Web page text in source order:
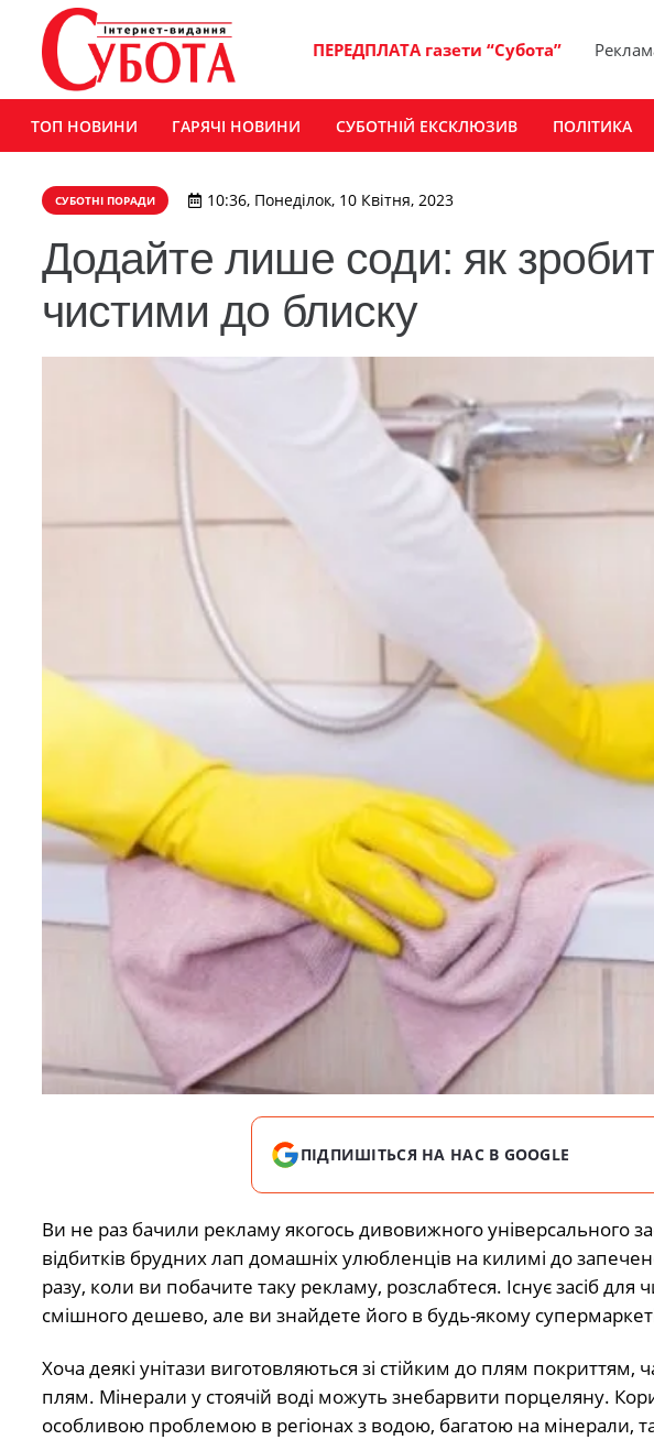
ПЕРЕДПЛАТА газети “Субота”
ТОП НОВИНИ ГАРЯЧІ НОВИНИ СУБОТНІЙ ЕКСКЛЮЗИВ ПОЛІТИКА
СУБОТНІ ПОРАДИ 10:36, Понеділок, 10 Квітня, 2023
Додайте лише соди: як
чистими до блиску
ПІДПИШІТЬСЯ НА НАС В GOOGLE
Ви не раз бачили рекламу якогось дивовижного універсального
відбитків брудних лап домашніх улюбленців на килимі до
разу, коли ви побачите таку рекламу, розслабтеся. Існує засіб
смішного дешево, але ви знайдете його в будь-якому
Хоча деякі унітази виготовляються зі стійким до плям
плям. Мінерали у стоячій воді можуть знебарвити порцеляну.
особливою проблемою в регіонах з водою, багатою на мінерали,